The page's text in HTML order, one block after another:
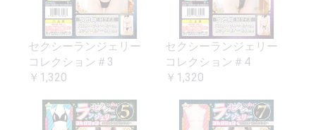
セクシーランジェリー
コレクション＃3
￥1,320
セクシーランジェリー
コレクション＃4
￥1,320